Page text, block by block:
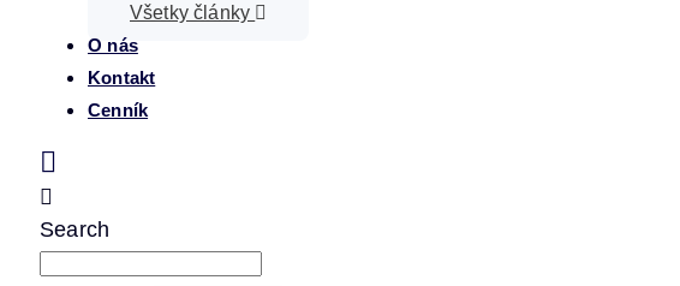
Všetky články
O nás
Kontakt
Cenník
Search